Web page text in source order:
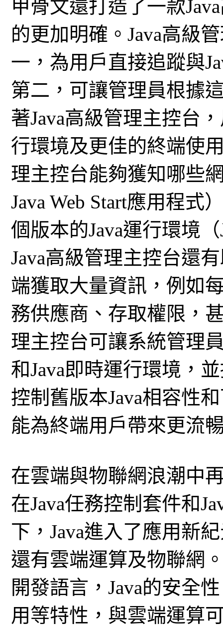
甲骨文還打造了一款
的更加明確。Java高級
一，為用戶直接追蹤與
第二，可讓管理員根據
著Java高級管理主控台
行環境及更佳的終端使
理主控台能夠獲知哪些
Java Web Start應用程
個版本的Java運行環境
Java高級管理主控台還
端獲取大量資訊，例如
務供應商、存取權限，
理主控台可讓系統管理
和Java即時運行環境，
控制舊版本Java相容性
能為終端用戶帶來更流
在雲端與物聯網浪潮中
在Java任務控制套件和
下，Java進入了應用新
還有雲端運算及物聯網
開發語言，Java的安全
用等特性，與雲端運算